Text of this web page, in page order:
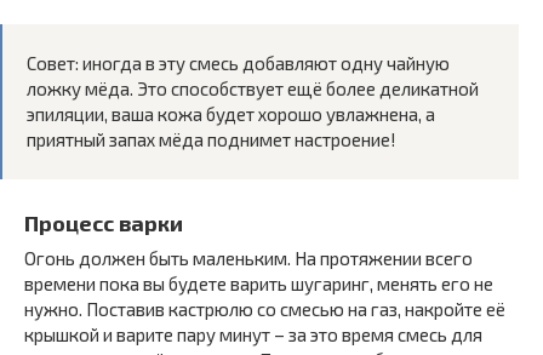
Совет: иногда в эту смесь добавляют одну чайную
ложку мёда. Это способствует ещё более деликатной
эпиляции, ваша кожа будет хорошо увлажнена, а
приятный запах мёда поднимет настроение!
Процесс варки
Огонь должен быть маленьким. На протяжении всего
времени пока вы будете варить шугаринг, менять его не
нужно. Поставив кастрюлю со смесью на газ, накройте её
крышкой и варите пару минут – за это время смесь для